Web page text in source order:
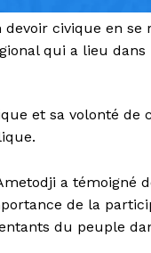
civique en
qui a lieu dans
et sa volonté de
a témoigné
de la
du peuple